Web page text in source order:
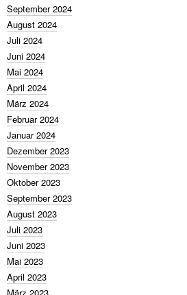
September 2024
August 2024
Juli 2024
Juni 2024
Mai 2024
April 2024
März 2024
Februar 2024
Januar 2024
Dezember 2023
November 2023
Oktober 2023
September 2023
August 2023
Juli 2023
Juni 2023
Mai 2023
April 2023